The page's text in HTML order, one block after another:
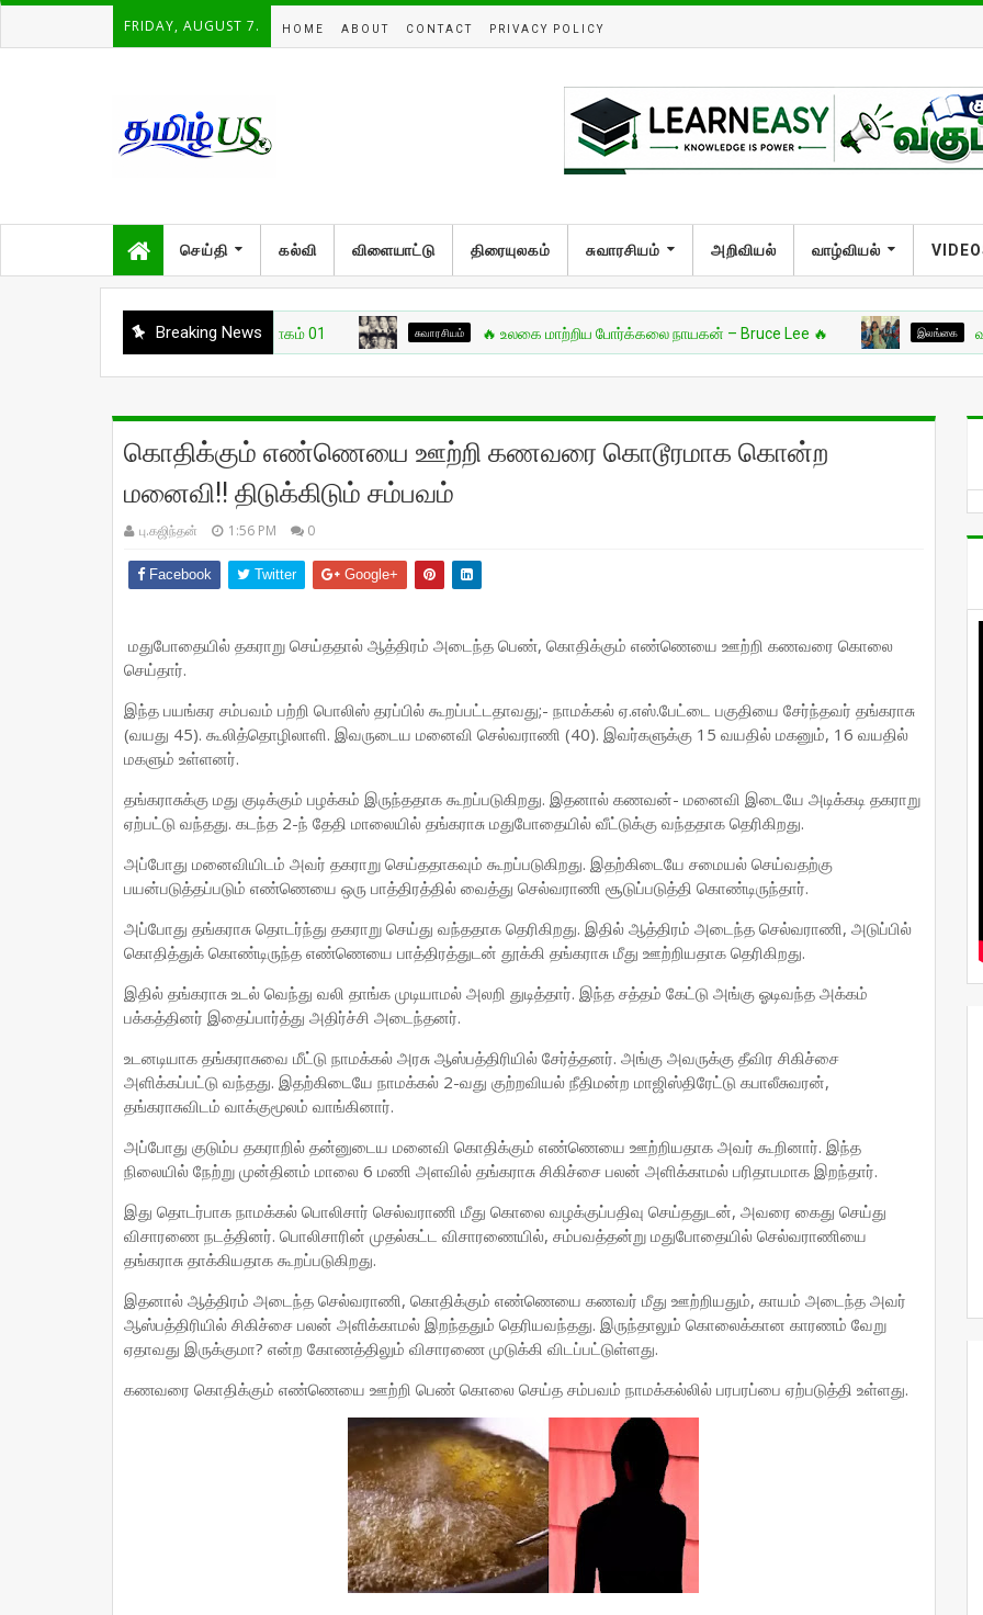
FRIDAY, AUGUST 7. HOME ABOUT CONTACT PRIVACY POLICY
செய்தி கல்வி விளையாட்டு திரையுலகம் சுவாரசியம் அறிவியல் வாழ்வியல்
Breaking News சுவாரசியம் 🔥 உலகை மாற்றிய போர்க்கலை நாயகன் – Bruce Lee 🔥 இலங்கை
கொதிக்கும் எண்ணெயை ஊற்றி கணவரை கொடூரமாக கொன்ற
மனைவி!! திடுக்கிடும் சம்பவம்
பு.கஜிந்தன் 1:56 PM 0
Facebook Twitter Google+
மதுபோதையில் தகராறு செய்ததால் ஆத்திரம் அடைந்த பெண், கொதிக்கும் எண்ணெயை ஊற்றி கணவரை கொலை
செய்தார்.
இந்த பயங்கர சம்பவம் பற்றி பொலிஸ் தரப்பில் கூறப்பட்டதாவது;- நாமக்கல் ஏ.எஸ்.பேட்டை பகுதியை சேர்ந்தவர் தங்கராசு
(வயது 45). கூலித்தொழிலாளி. இவருடைய மனைவி செல்வராணி (40). இவர்களுக்கு 15 வயதில் மகனும், 16 வயதில்
மகளும் உள்ளனர்.
தங்கராசுக்கு மது குடிக்கும் பழக்கம் இருந்ததாக கூறப்படுகிறது. இதனால் கணவன்- மனைவி இடையே அடிக்கடி தகராறு
ஏற்பட்டு வந்தது. கடந்த 2-ந் தேதி மாலையில் தங்கராசு மதுபோதையில் வீட்டுக்கு வந்ததாக தெரிகிறது.
அப்போது மனைவியிடம் அவர் தகராறு செய்ததாகவும் கூறப்படுகிறது. இதற்கிடையே சமையல் செய்வதற்கு
பயன்படுத்தப்படும் எண்ணெயை ஒரு பாத்திரத்தில் வைத்து செல்வராணி சூடுப்படுத்தி கொண்டிருந்தார்.
அப்போது தங்கராசு தொடர்ந்து தகராறு செய்து வந்ததாக தெரிகிறது. இதில் ஆத்திரம் அடைந்த செல்வராணி, அடுப்பில்
கொதித்துக் கொண்டிருந்த எண்ணெயை பாத்திரத்துடன் தூக்கி தங்கராசு மீது ஊற்றியதாக தெரிகிறது.
இதில் தங்கராசு உடல் வெந்து வலி தாங்க முடியாமல் அலறி துடித்தார். இந்த சத்தம் கேட்டு அங்கு ஓடிவந்த அக்கம்
பக்கத்தினர் இதைப்பார்த்து அதிர்ச்சி அடைந்தனர்.
உடனடியாக தங்கராசுவை மீட்டு நாமக்கல் அரசு ஆஸ்பத்திரியில் சேர்த்தனர். அங்கு அவருக்கு தீவிர சிகிச்சை
அளிக்கப்பட்டு வந்தது. இதற்கிடையே நாமக்கல் 2-வது குற்றவியல் நீதிமன்ற மாஜிஸ்திரேட்டு கபாலீசுவரன்,
தங்கராசுவிடம் வாக்குமூலம் வாங்கினார்.
அப்போது குடும்ப தகராறில் தன்னுடைய மனைவி கொதிக்கும் எண்ணெயை ஊற்றியதாக அவர் கூறினார். இந்த
நிலையில் நேற்று முன்தினம் மாலை 6 மணி அளவில் தங்கராசு சிகிச்சை பலன் அளிக்காமல் பரிதாபமாக இறந்தார்.
இது தொடர்பாக நாமக்கல் பொலிசார் செல்வராணி மீது கொலை வழக்குப்பதிவு செய்ததுடன், அவரை கைது செய்து
விசாரணை நடத்தினர். பொலிசாரின் முதல்கட்ட விசாரணையில், சம்பவத்தன்று மதுபோதையில் செல்வராணியை
தங்கராசு தாக்கியதாக கூறப்படுகிறது.
இதனால் ஆத்திரம் அடைந்த செல்வராணி, கொதிக்கும் எண்ணெயை கணவர் மீது ஊற்றியதும், காயம் அடைந்த அவர்
ஆஸ்பத்திரியில் சிகிச்சை பலன் அளிக்காமல் இறந்ததும் தெரியவந்தது. இருந்தாலும் கொலைக்கான காரணம் வேறு
ஏதாவது இருக்குமா? என்ற கோணத்திலும் விசாரணை முடுக்கி விடப்பட்டுள்ளது.
கணவரை கொதிக்கும் எண்ணெயை ஊற்றி பெண் கொலை செய்த சம்பவம் நாமக்கல்லில் பரபரப்பை ஏற்படுத்தி உள்ளது.